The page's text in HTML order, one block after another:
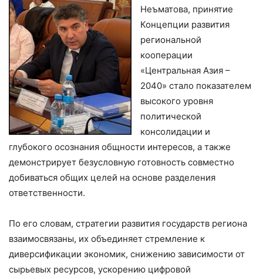
Неъматова, принятие
Концепции развития
региональной
кооперации
«Центральная Азия –
2040» стало показателем
высокого уровня
политической
консолидации и
глубокого осознания общности интересов, а также
демонстрирует безусловную готовность совместно
добиваться общих целей на основе разделения
ответственности.
По его словам, стратегии развития государств региона
взаимосвязаны, их объединяет стремление к
диверсификации экономик, снижению зависимости от
сырьевых ресурсов, ускорению цифровой